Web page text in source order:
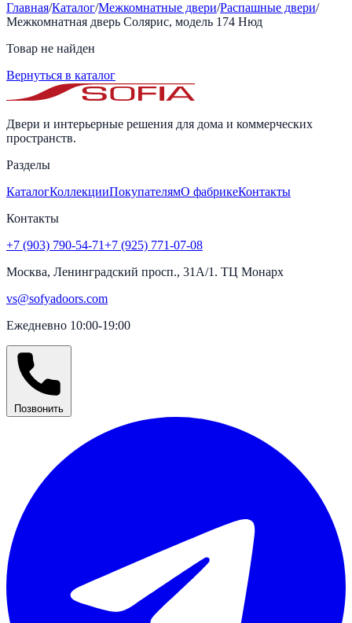
Главная/Каталог/Межкомнатные двери/Распашные двери/
Межкомнатная дверь Солярис, модель 174 Нюд
Товар не найден
Вернуться в каталог
Двери и интерьерные решения для дома и коммерческих
пространств.
Разделы
КаталогКоллекцииПокупателямО фабрикеКонтакты
Контакты
+7 (903) 790-54-71+7 (925) 771-07-08
Москва, Ленинградский просп., 31А/1. ТЦ Монарх
vs@sofyadoors.com
Ежедневно 10:00-19:00
Позвонить